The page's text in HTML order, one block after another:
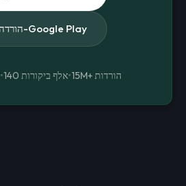
הורדה ב-Google Play
• 140 אלף ביקורות•15M+הורדות